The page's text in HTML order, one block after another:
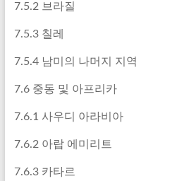
7.5.2 브라질
7.5.3 칠레
7.5.4 남미의 나머지 지역
7.6 중동 및 아프리카
7.6.1 사우디 아라비아
7.6.2 아랍 에미리트
7.6.3 카타르